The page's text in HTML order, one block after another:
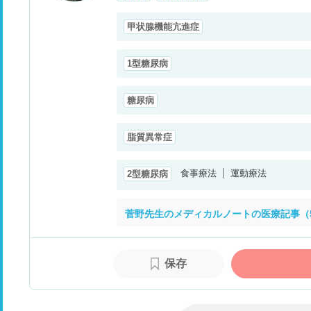
甲状腺機能亢進症
1型糖尿病
糖尿病
脂質異常症
2型糖尿病 食事療法 運動療法
菅野先生のメディカルノートの医療記事
保存